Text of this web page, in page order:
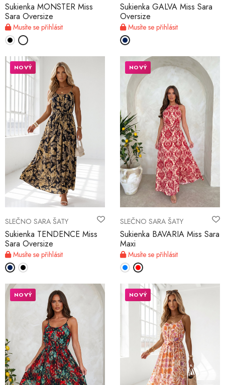
Sukienka MONSTER Miss
Sara Oversize
Musíte se přihlásit
Sukienka GALVA Miss Sara
Oversize
Musíte se přihlásit
SLEČNO SARA ŠATY
Sukienka TENDENCE Miss
Sara Oversize
Musíte se přihlásit
NOVÝ
SLEČNO SARA ŠATY
Sukienka BAVARIA Miss Sara
Maxi
Musíte se přihlásit
NOVÝ
NOVÝ NOVÝ